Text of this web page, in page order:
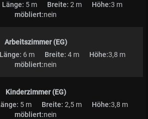
Länge: 5 m Breite: 2 m Höhe:3 m
möbliert:nein
Arbeitszimmer (EG)
Länge: 6 m Breite: 4 m Höhe:3,8 m
möbliert:nein
Kinderzimmer (EG)
5 m Breite: 2,5 m Höhe:3,8 m
möbliert:nein